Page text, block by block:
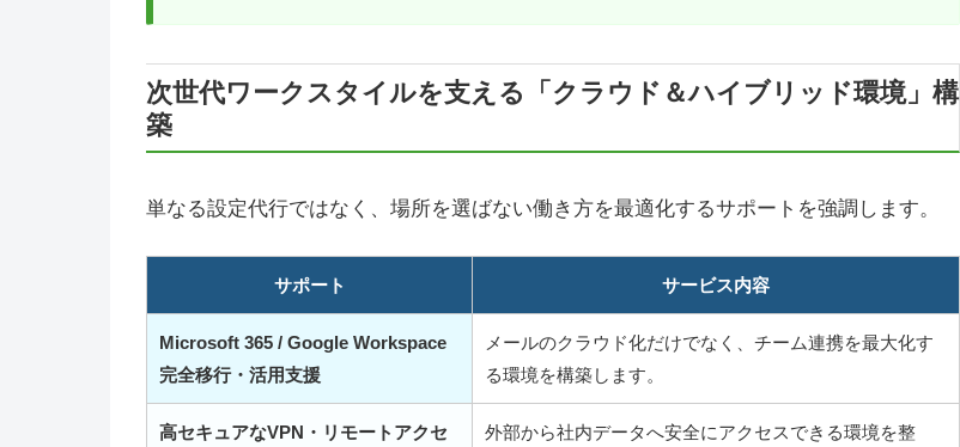
次世代ワークスタイルを支える「クラウド＆ハイブリッド環境」構
築
単なる設定代行ではなく、場所を選ばない働き方を最適化するサポートを強調します。
サポート サービス内容
Microsoft 365 / Google Workspace
完全移行・活用支援
メールのクラウド化だけでなく、チーム連携を最大化す
る環境を構築します。
高セキュアなVPN・リモートアクセ
外部から社内データへ安全にアクセスできる環境を整